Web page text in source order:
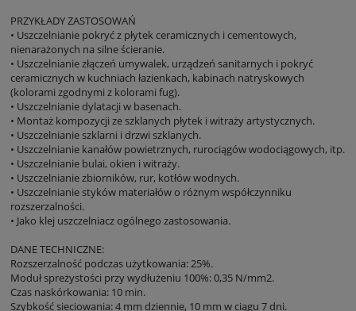
PRZYKŁADY ZASTOSOWAŃ
• Uszczelnianie pokryć z płytek ceramicznych i cementowych,
nienarażonych na silne ścieranie.
• Uszczelnianie złączeń umywalek, urządzeń sanitarnych i pokryć
ceramicznych w kuchniach łazienkach, kabinach natryskowych
(kolorami zgodnymi z kolorami fug).
• Uszczelnianie dylatacji w basenach.
• Montaż kompozycji ze szklanych płytek i witraży artystycznych.
• Uszczelnianie szklarni i drzwi szklanych.
• Uszczelnianie kanałów powietrznych, rurociągów wodociągowych, itp.
• Uszczelnianie bulai, okien i witraży.
• Uszczelnianie zbiorników, rur, kotłów wodnych.
• Uszczelnianie styków materiałów o różnym współczynniku
rozszerzalności.
• Jako klej uszczelniacz ogólnego zastosowania.
DANE TECHNICZNE:
Rozszerzalność podczas użytkowania: 25%.
Moduł spreżystości przy wydłużeniu 100%: 0,35 N/mm2.
Czas naskórkowania: 10 min.
Szybkość sieciowania: 4 mm dziennie, 10 mm w ciągu 7 dni.